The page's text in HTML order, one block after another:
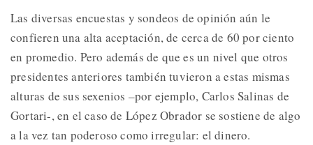
Las diversas encuestas y sondeos de opinión aún le
confieren una alta aceptación, de cerca de 60 por ciento
en promedio. Pero además de que es un nivel que otros
presidentes anteriores también tuvieron a estas mismas
alturas de sus sexenios –por ejemplo, Carlos Salinas de
Gortari-, en el caso de López Obrador se sostiene de algo
a la vez tan poderoso como irregular: el dinero.